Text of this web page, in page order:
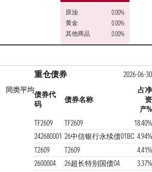
原油
0.00%
黄金
0.00%
其他商品
0.00%
同类平均
重仓债券 2026-06-30
债券代
码
债券名称
占净
资
产%
TF2609
TF2609
18.40%
242680001 26中信银行永续债01BC 4.94%
T2609
T2609
4.41%
2600004
26超长特别国债04
3.37%